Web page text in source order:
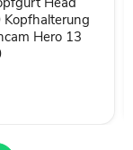
Kopfhalterung
Hero 13